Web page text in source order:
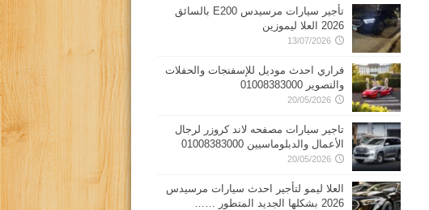
تأجير سيارات مرسيدس E200 بالسائق
2026 العلا ليموزين
13/07/2026
فراري احدث موديل للإسفنجات والحفلات
والتصوير 01008383000
20/05/2026
تاجير سيارات مصفحه لاند كروزر لرجال
الأعمال والدبلوماسيين 01008383000
20/05/2026
العلا ليمو لتأجير احدث سيارات مرسيدس
2026 بشكلها الجديد المتطور ……